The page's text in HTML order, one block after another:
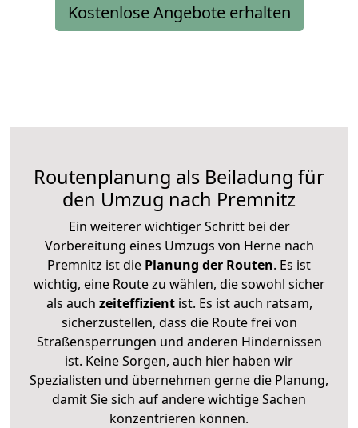
Kostenlose Angebote erhalten
Routenplanung als Beiladung für
den Umzug nach Premnitz
Ein weiterer wichtiger Schritt bei der
Vorbereitung eines Umzugs von Herne nach
Premnitz ist die Planung der Routen. Es ist
wichtig, eine Route zu wählen, die sowohl sicher
als auch zeiteffizientist. Es ist auch ratsam,
sicherzustellen, dass die Route frei von
Straßensperrungen und anderen Hindernissen
ist. Keine Sorgen, auch hier haben wir
Spezialisten und übernehmen gerne die Planung,
damit Sie sich auf andere wichtige Sachen
konzentrieren können.